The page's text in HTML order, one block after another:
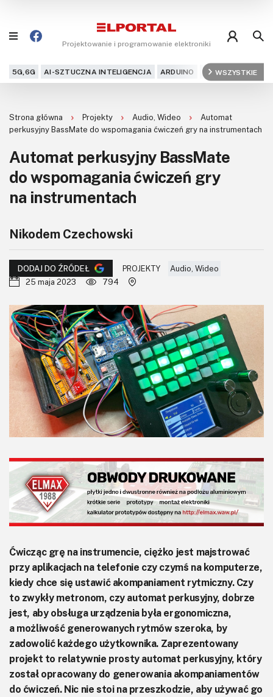
Projektowanie i programowanie elektroniki
5G,6G AI-SZTUCZNA INTELIGENCJA ARDUINO ARM AUDIO
WSZYSTKIE
Projekty
Kursy
DIY+
KITy AVT
Kontakt
Newsletter
Magazyny
Archiwum
Do pobrania
Strona główna Projekty Audio, Wideo
Automat
perkusyjny BassMate do wspomagania ćwiczeń gry na instrumentach
Automat perkusyjny BassMate
do wspomagania ćwiczeń gry
na instrumentach
Nikodem Czechowski
DODAJ DO ŹRÓDEŁ PROJEKTY
Audio, Wideo
25 maja 2023
794
Ćwicząc grę na instrumencie, ciężko jest majstrować
przy aplikacjach na telefonie czy czymś na komputerze,
kiedy chce się ustawić akompaniament rytmiczny. Czy
to zwykły metronom, czy automat perkusyjny, dobrze
jest, aby obsługa urządzenia była ergonomiczna,
a możliwość generowanych rytmów szeroka, by
zadowolić każdego użytkownika. Zaprezentowany
projekt to relatywnie prosty automat perkusyjny, który
został opracowany do generowania akompaniamentów
do ćwiczeń. Nic nie stoi na przeszkodzie, aby używać go